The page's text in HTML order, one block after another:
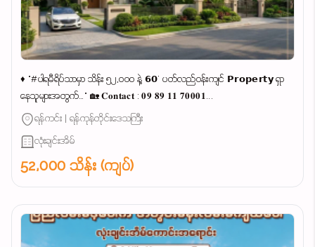
♦ "#ပါရမီရိပ်သာမှာ သိန်း ၅၂,၀၀၀ နဲ့ 𝟲𝟬' ပတ်လည်ဝန်းကျင် 𝗣𝗿𝗼𝗽𝗲𝗿𝘁𝘆 ရှာ
နေသူများအတွက်…" 🏡 𝐂𝐨𝐧𝐭𝐚𝐜𝐭 : 𝟎𝟗 𝟖𝟗 𝟏𝟏 𝟕𝟎𝟎𝟎𝟏...
ရန်ကင်း | ရန်ကုန်တိုင်းဒေသကြီး
လုံးချင်းအိမ်
52,000 သိန်း (ကျပ်)